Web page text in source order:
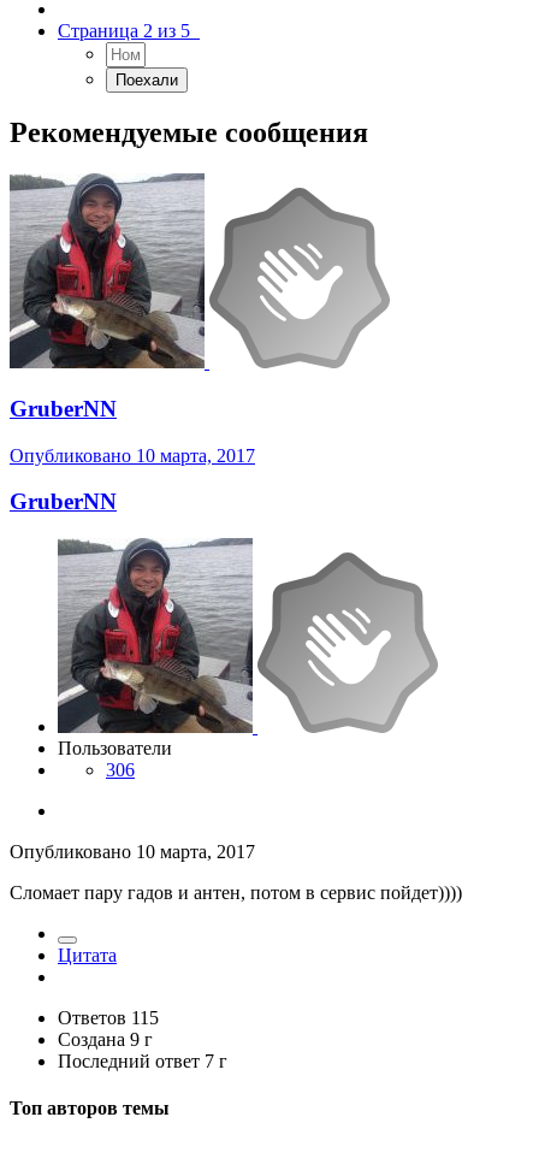
Страница 2 из 5
Рекомендуемые сообщения
GruberNN
Опубликовано 10 марта, 2017
GruberNN
Пользователи
306
Опубликовано 10 марта, 2017
Сломает пару гадов и антен, потом в сервис пойдет))))
Цитата
Ответов 115
Создана 9 г
Последний ответ 7 г
Топ авторов темы